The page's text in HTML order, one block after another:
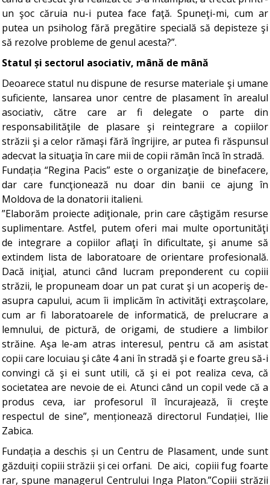
un şoc căruia nu-i putea face faţă. Spuneţi-mi, cum ar
putea un psiholog fără pregătire specială să depisteze şi
să rezolve probleme de genul acesta?”.
Statul și sectorul asociativ, mână de mână
Deoarece statul nu dispune de resurse materiale şi umane
suficiente, lansarea unor centre de plasament în arealul
asociativ, către care ar fi delegate o parte din
responsabilităţile de plasare şi reintegrare a copiilor
străzii şi a celor rămaşi fără îngrijire, ar putea fi răspunsul
adecvat la situaţia în care mii de copii rămân încă în stradă.
Fundația “Regina Pacis” este o organizaţie de binefacere,
dar care funcţionează nu doar din banii ce ajung în
Moldova de la donatorii italieni.
”Elaborăm proiecte adiţionale, prin care câştigăm resurse
suplimentare. Astfel, putem oferi mai multe oportunităţi
de integrare a copiilor aflaţi în dificultate, şi anume să
extindem lista de laboratoare de orientare profesională.
Dacă iniţial, atunci când lucram preponderent cu copiii
străzii, le propuneam doar un pat curat şi un acoperiş de-
asupra capului, acum îi implicăm în activităţi extraşcolare,
cum ar fi laboratoarele de informatică, de prelucrare a
lemnului, de pictură, de origami, de studiere a limbilor
străine. Aşa le-am atras interesul, pentru că am asistat
copii care locuiau şi câte 4 ani în stradă şi e foarte greu să-i
convingi că şi ei sunt utili, că şi ei pot realiza ceva, că
societatea are nevoie de ei. Atunci când un copil vede că a
produs ceva, iar profesorul îl încurajează, îi creşte
respectul de sine”, menționează directorul Fundației, Ilie
Zabica.
Fundația a deschis și un Centru de Plasament, unde sunt
găzduiți copiii străzii și cei orfani. De aici, copiii fug foarte
rar, spune managerul Centrului Inga Platon.”Copiii străzii